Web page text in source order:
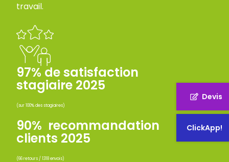
Devis
ClickApp!
travail.
97% de satisfaction
stagiaire 2025
(sur 100% des stagiaires)
90% recommandation
clients 2025
(66 retours / 1318 envois)